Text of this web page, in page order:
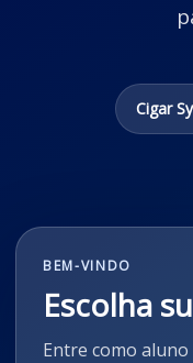
Cigar
BEM-VINDO
Escolha
Entre como